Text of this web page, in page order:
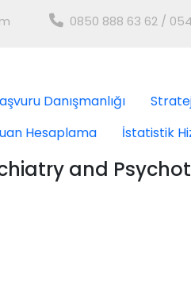
0850 888 63 62 /
Danışmanlığı
Hesaplama
İstatistik
and